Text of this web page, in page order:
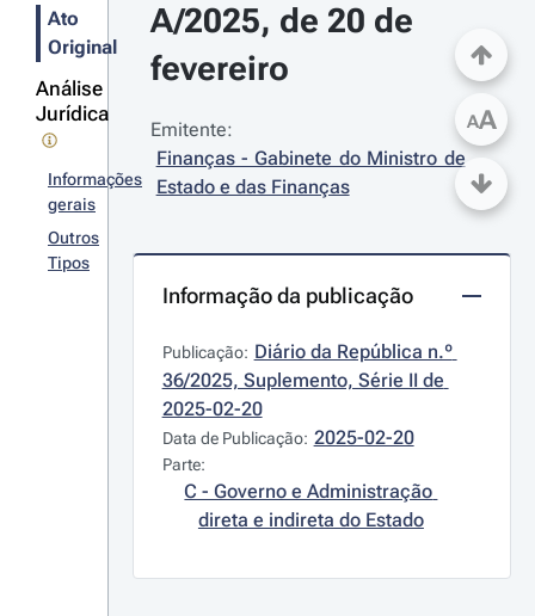
Ato
Original
Análise
Jurídica
Informações
gerais
Outros
Tipos
A/2025, de 20 de
fevereiro
Emitente:
Finanças - Gabinete do Ministro de
Estado e das Finanças
Informação da publicação
Publicação: Diário da República n.º
36/2025, Suplemento, Série II de
2025-02-20
Data de Publicação: 2025-02-20
Parte:
C - Governo e Administração
direta e indireta do Estado
AA